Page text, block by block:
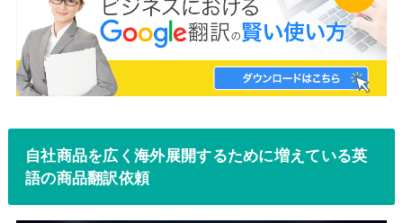
自社商品を広く海外展開するために増えている英
語の商品翻訳依頼